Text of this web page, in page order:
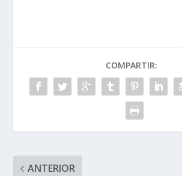
COMPARTIR:
ANTERIOR